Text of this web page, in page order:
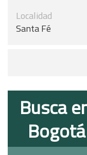
Localidad
Santa Fé
Busca